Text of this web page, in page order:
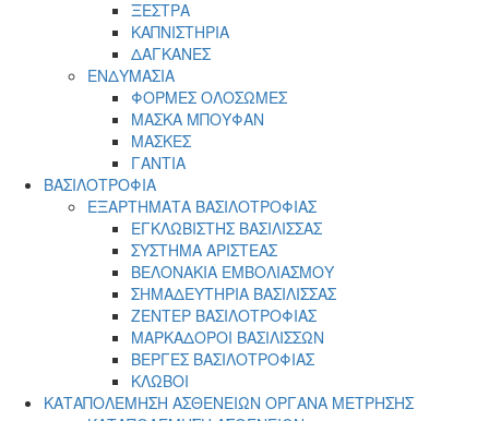
ΞΕΣΤΡΑ
ΚΑΠΝΙΣΤΗΡΙΑ
ΔΑΓΚΑΝΕΣ
ΕΝΔΥΜΑΣΙΑ
ΦΟΡΜΕΣ ΟΛΟΣΩΜΕΣ
ΜΑΣΚΑ ΜΠΟΥΦΑΝ
ΜΑΣΚΕΣ
ΓΑΝΤΙΑ
ΒΑΣΙΛΟΤΡΟΦΙΑ
ΕΞΑΡΤΗΜΑΤΑ ΒΑΣΙΛΟΤΡΟΦΙΑΣ
ΕΓΚΛΩΒΙΣΤΗΣ ΒΑΣΙΛΙΣΣΑΣ
ΣΥΣΤΗΜΑ ΑΡΙΣΤΕΑΣ
ΒΕΛΟΝΑΚΙΑ ΕΜΒΟΛΙΑΣΜΟΥ
ΣΗΜΑΔΕΥΤΗΡΙΑ ΒΑΣΙΛΙΣΣΑΣ
ΖΕΝΤΕΡ ΒΑΣΙΛΟΤΡΟΦΙΑΣ
ΜΑΡΚΑΔΟΡΟΙ ΒΑΣΙΛΙΣΣΩΝ
ΒΕΡΓΕΣ ΒΑΣΙΛΟΤΡΟΦΙΑΣ
ΚΛΩΒΟΙ
ΚΑΤΑΠΟΛΕΜΗΣΗ ΑΣΘΕΝΕΙΩΝ ΟΡΓΑΝΑ ΜΕΤΡΗΣΗΣ